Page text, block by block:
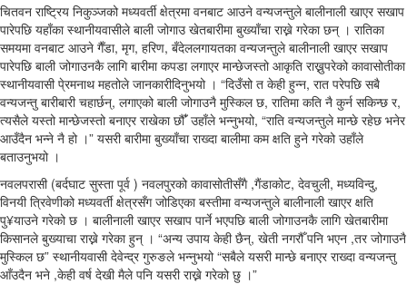
चितवन राष्ट्रिय निकुञ्जको मध्यवर्ती क्षेत्रमा वनबाट आउने वन्यजन्तुले बालीनाली खाएर सखाप
पारेपछि यहाँका स्थानीयवासीले बाली जोगाउ खेतबारीमा बुख्याँचा राख्ने गरेका छन् । रातिका
समयमा वनबाट आउने गैँडा, मृग, हरिण, बँदेललगायतका वन्यजन्तुले बालीनाली खाएर सखाप
पारेपछि बाली जोगाउनकै लागि बारीमा कपडा लगाएर मान्छेजस्तो आकृति राख्नुपरेको कावासोतीका
स्थानीयवासी पे्रमनाथ महतोले जानकारीदिनुभयो । “दिउँसो त केही हुन्न, रात परेपछि सबै
वन्यजन्तु बारीबारी चहार्छन्, लगाएको बाली जोगाउनै मुस्किल छ, रातिमा कति नै कुर्न सकिन्छ र,
त्यसैले यस्तो मान्छेजस्तो बनाएर राखेका छौँ’ उहाँले भन्नुभयो, “राति वन्यजन्तुले मान्छे रहेछ भनेर
आउँदैन भन्ने नै हो ।” यसरी बारीमा बुख्याँचा राख्दा बालीमा कम क्षति हुने गरेको उहाँले
बताउनुभयो ।
नवलपरासी (बर्दघाट सुस्ता पूर्व ) नवलपुरको कावासोतीसँगै ,गैंडाकोट, देवचुली, मध्यविन्दु,
विनयी त्रिवेणीको मध्यवर्ती क्षेत्रसँग जोडिएका बस्तीमा वन्यजन्तुले बालीनाली खाएर क्षति
पु¥याउने गरेको छ । बालीनाली खाएर सखाप पार्ने भएपछि बाली जोगाउनकै लागि खेतबारीमा
किसानले बुख्याचा राख्ने गरेका हुन् । “अन्य उपाय केही छैन्, खेती नगरौँ पनि भएन ,तर जोगाउनै
मुस्किल छ” स्थानीयवासी देवेन्द्र गुरुङले भन्नुभयो “सबैले यसरी मान्छे बनाएर राख्दा वन्यजन्तु
आँउदैन भने ,केही वर्ष देखी मैले पनि यसरी राख्ने गरेको छु ।”